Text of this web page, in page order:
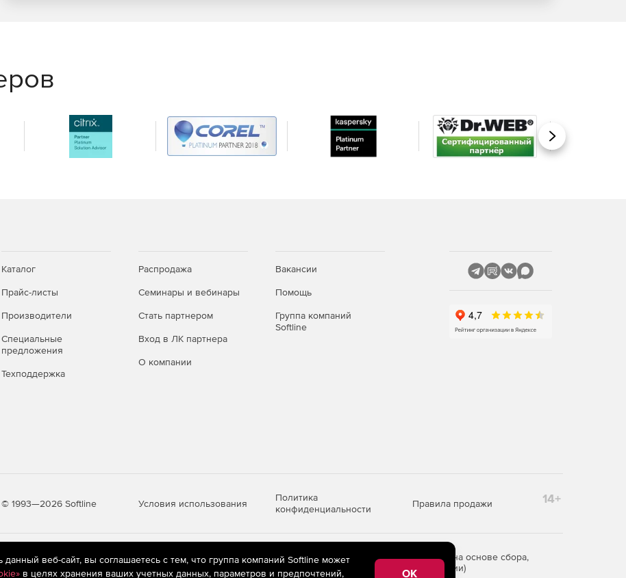
Вперед
Каталог
Прайс-листы
Производители
Специальные
предложения
Техподдержка
Распродажа
Семинары и вебинары
Стать партнером
Вход в ЛК партнера
О компании
Вакансии
Помощь
Группа компаний
Softline
© 1993—2026 Softline Условия использования
Политика
конфиденциальности
Правила продажи 14+
рекомендательные технологии(информационные технологии предоставления информации на основе сбора,
предпочтениям пользователей сети «Интернет», находящихся на территории Российской Федерации)
веб-сайт, вы соглашаетесь с тем, что группа компаний Softline может
в целях хранения ваших учетных данных, параметров и предпочтений, OK